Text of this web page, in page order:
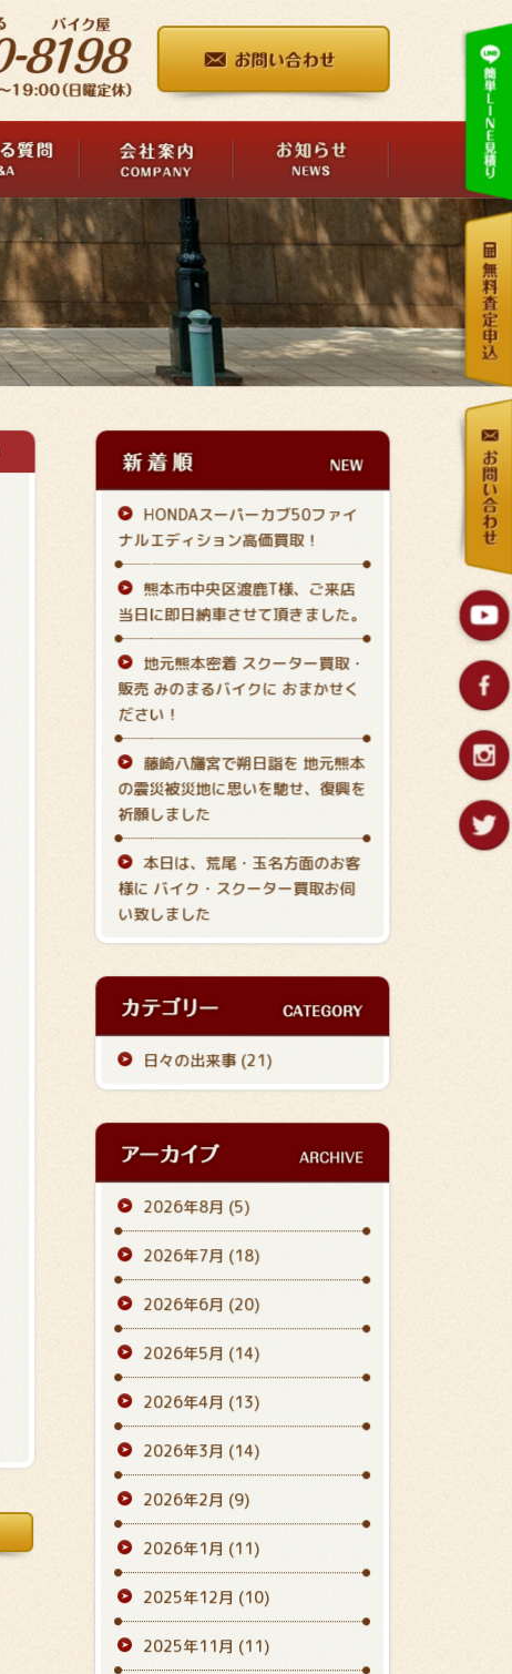
HONDAスーパーカブ50ファイ
ナルエディション高価買取！
熊本市中央区渡鹿T様、ご来店
当日に即日納車させて頂きました。
地元熊本密着 スクーター買取・
販売 みのまるバイクに おまかせく
ださい！
藤崎八旛宮で朔日詣を 地元熊本
の震災被災地に思いを馳せ、復興を
祈願しました
本日は、荒尾・玉名方面のお客
様に バイク・スクーター買取お伺
い致しました
日々の出来事 (21)
2026年8月 (5)
2026年7月 (18)
2026年6月 (20)
2026年5月 (14)
2026年4月 (13)
2026年3月 (14)
2026年2月 (9)
2026年1月 (11)
2025年12月 (10)
2025年11月 (11)